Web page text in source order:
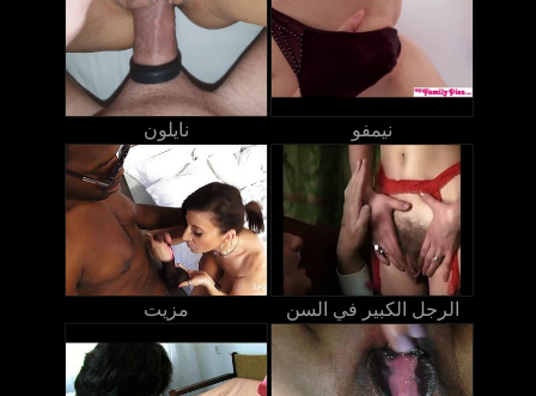
نايلون نيمفو
مزيت الرجل الكبير في السن